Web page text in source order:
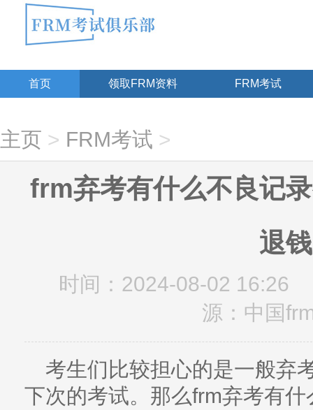
首页 领取FRM资料 FRM考试
主页 > FRM考试 >
frm弃考有什么不良记
退
时间：2024-08-02 16:26
源：中国
考生们比较担心的是一般弃
下次的考试。那么frm弃考有